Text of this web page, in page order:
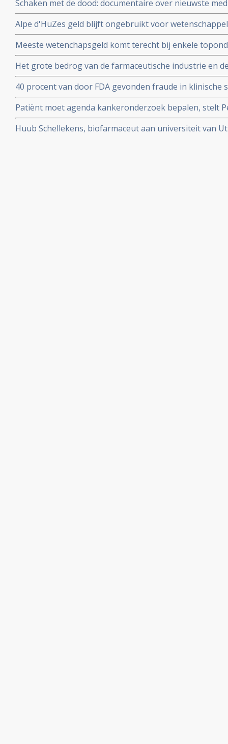
Schaken met de dood: documentaire over nieuwste
personalised medicine in het AvL - Anthonie van
Alpe d'HuZes geld blijft ongebruikt voor
Veenendaal gerehabiliteerd door Medialogica en
Meeste wetenchapsgeld komt terecht bij enkele
over meer dan 60 procent van al het geld voor vrij
Het grote bedrog van de farmaceutische industrie en
blootgelegd door de Correspondent in mooi stuk
40 procent van door FDA gevonden fraude in
en vermeld in uiteindelijke medicijnvoorschriften.
Patiënt moet agenda kankeronderzoek bepalen, stelt
column
Huub Schellekens, biofarmaceut aan universiteit van